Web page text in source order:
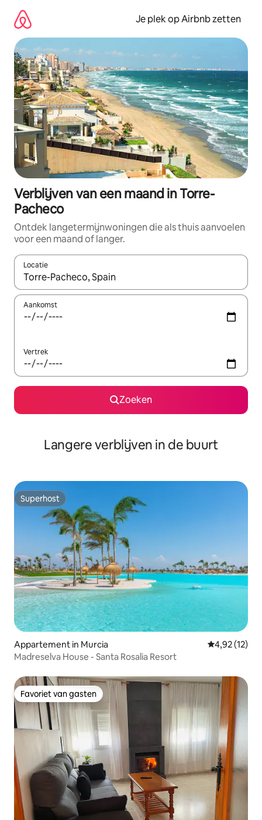
direct
naar
inhoud
Je plek op Airbnb zetten
Verblijven van een maand in Torre-
Pacheco
Ontdek langetermijnwoningen die als thuis aanvoelen
voor een maand of langer.
Locatie
Wanneer er resultaten beschikbaar zijn, maak je een keuze
Aankomst
Vertrek
Zoeken
Langere verblijven in de buurt
Superhost
Superhost
Appartement in Murcia Gemiddelde
4,92 (12)
Madreselva House - Santa Rosalia Resort
Favoriet van gasten
Favoriet van gasten